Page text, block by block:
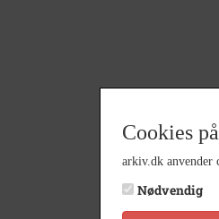
Cookies
arkiv.dk anvender
Nødvendig